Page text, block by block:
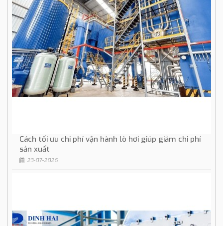
Cách tối ưu chi phí vận hành lò hơi giúp giảm chi phí
sản xuất
23-07-2026